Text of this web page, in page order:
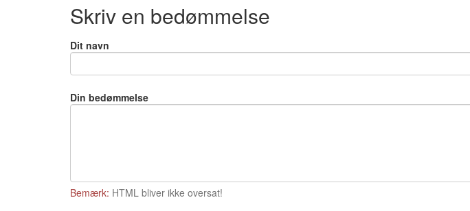
Skriv en bedømmelse
Dit navn
Din bedømmelse
Bemærk: HTML bliver ikke oversat!